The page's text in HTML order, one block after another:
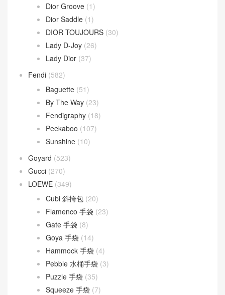
Dior Groove (1)
Dior Saddle (1)
DIOR TOUJOURS (30)
Lady D-Joy (26)
Lady Dior (37)
Fendi (582)
Baguette (51)
By The Way (23)
Fendigraphy (18)
Peekaboo (107)
Sunshine (10)
Goyard (523)
Gucci (270)
LOEWE (349)
Cubi 斜挎包 (20)
Flamenco 手袋 (23)
Gate 手袋 (8)
Goya 手袋 (14)
Hammock 手袋 (4)
Pebble 水桶手袋 (3)
Puzzle 手袋 (35)
Squeeze 手袋 (7)